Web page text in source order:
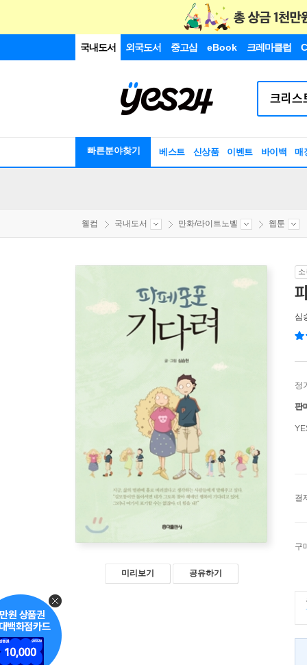
국내도서 외국도서 중고샵 eBook 크레마클럽
빠른분야찾기 베스트 신상품 이벤트 바이백 매
웰컴 국내도서 만화/라이트노벨 웹툰
미리보기 공유하기
심
정
판
결
구